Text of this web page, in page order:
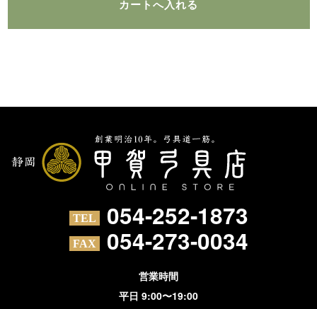
054-252-1873
054-273-0034
営業時間
平日 9:00〜19:00